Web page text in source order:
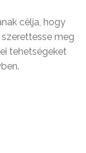
célja, hogy
meg
tehetségeket